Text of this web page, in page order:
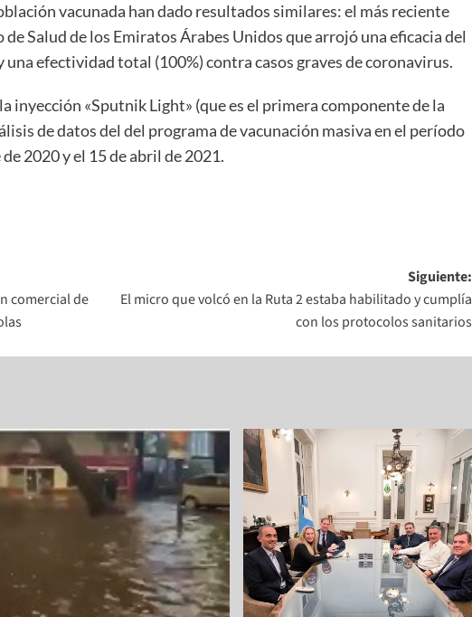
vacunada han dado resultados similares: el más reciente
Salud de los Emiratos Árabes Unidos que arrojó una eficacia del
efectividad total (100%) contra casos graves de coronavirus.
inyección «Sputnik Light» (que es el primera componente de la
de datos del del programa de vacunación masiva en el período
2020 y el 15 de abril de 2021.
comercial de
Siguiente:
El micro que volcó en la Ruta 2 estaba habilitado y cumplía
con los protocolos sanitarios